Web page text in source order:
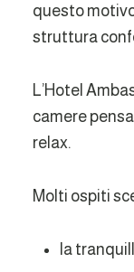
questo
struttura
L’Hotel
camere
relax.
Molti ospiti
la